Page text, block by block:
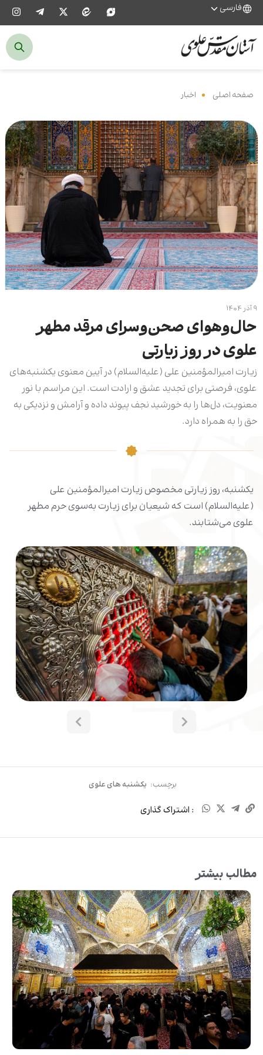
فارسی
صفحه اصلی اخبار
۹ آذر ۱۴۰۴
حال‌و‌هوای صحن‌وسرای مرقد مطهر
علوی در روز زیارتی
زیارت امیرالمؤمنین علی (عليه‌السلام) در آیین معنوی یکشنبه‌های
علوی، فرصتی برای تجدید عشق و ارادت است. این مراسم با نور
معنویت، دل‌ها را به خورشید نجف پیوند داده و آرامش و نزدیکی به
حق را به همراه دارد.
یکشنبه، روز زیارتی مخصوص زیارت امیرالمؤمنین علی
(علیه‌السلام) است که شیعیان برای زیارت به‌سوی حرم مطهر
علوی می‌شتابند.
برچسب: یکشنبه های علوی
: اشتراک گذاری
مطالب بیشتر